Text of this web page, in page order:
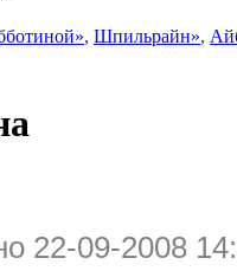
, Шпильрайн»,
22-09-2008